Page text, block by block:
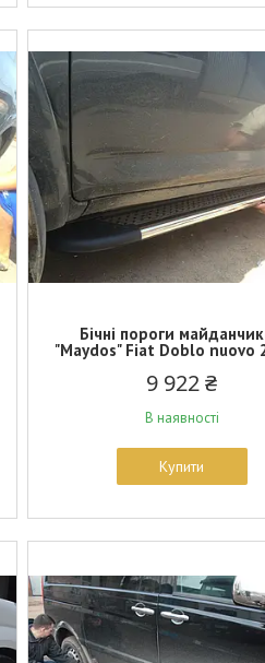
Бічні пороги
"Maydos" Fiat Doblo nuovo
9 922 ₴
В наявності
Купити